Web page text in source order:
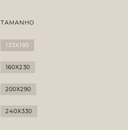
TAMANHO
133X195
160X230
200X290
240X330